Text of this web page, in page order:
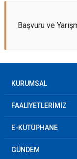
Başvuru ve
KURUMSAL
FAALİYETLERİMİZ
E-KÜTÜPHANE
GÜNDEM